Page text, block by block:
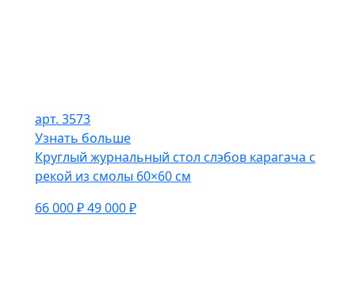
арт. 3573
Узнать больше
Круглый журнальный стол слэбов карагача с
рекой из смолы 60×60 см
66 000 ₽49 000 ₽